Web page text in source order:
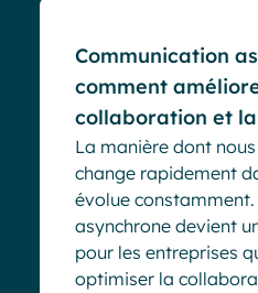
Communication
comment
collaboration et
La manière dont
change rapidement
évolue
asynchrone devient
pour les entreprises
optimiser la